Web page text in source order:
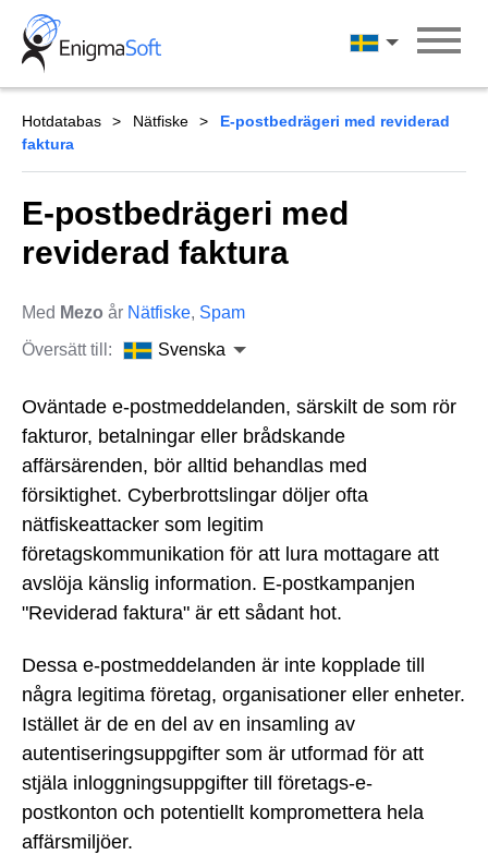
Skip
content
Svenska
Hotdatabas Nätfiske
E-postbedrägeri med reviderad
faktura
E-postbedrägeri med
reviderad faktura
Med Mezo år Nätfiske, Spam
Översätt till:
Svenska
Oväntade e-postmeddelanden, särskilt de som rör
fakturor, betalningar eller brådskande
affärsärenden, bör alltid behandlas med
försiktighet. Cyberbrottslingar döljer ofta
nätfiskeattacker som legitim
företagskommunikation för att lura mottagare att
avslöja känslig information. E-postkampanjen
"Reviderad faktura" är ett sådant hot.
Dessa e-postmeddelanden är inte kopplade till
några legitima företag, organisationer eller enheter.
Istället är de en del av en insamling av
autentiseringsuppgifter som är utformad för att
stjäla inloggningsuppgifter till företags-e-
postkonton och potentiellt kompromettera hela
affärsmiljöer.